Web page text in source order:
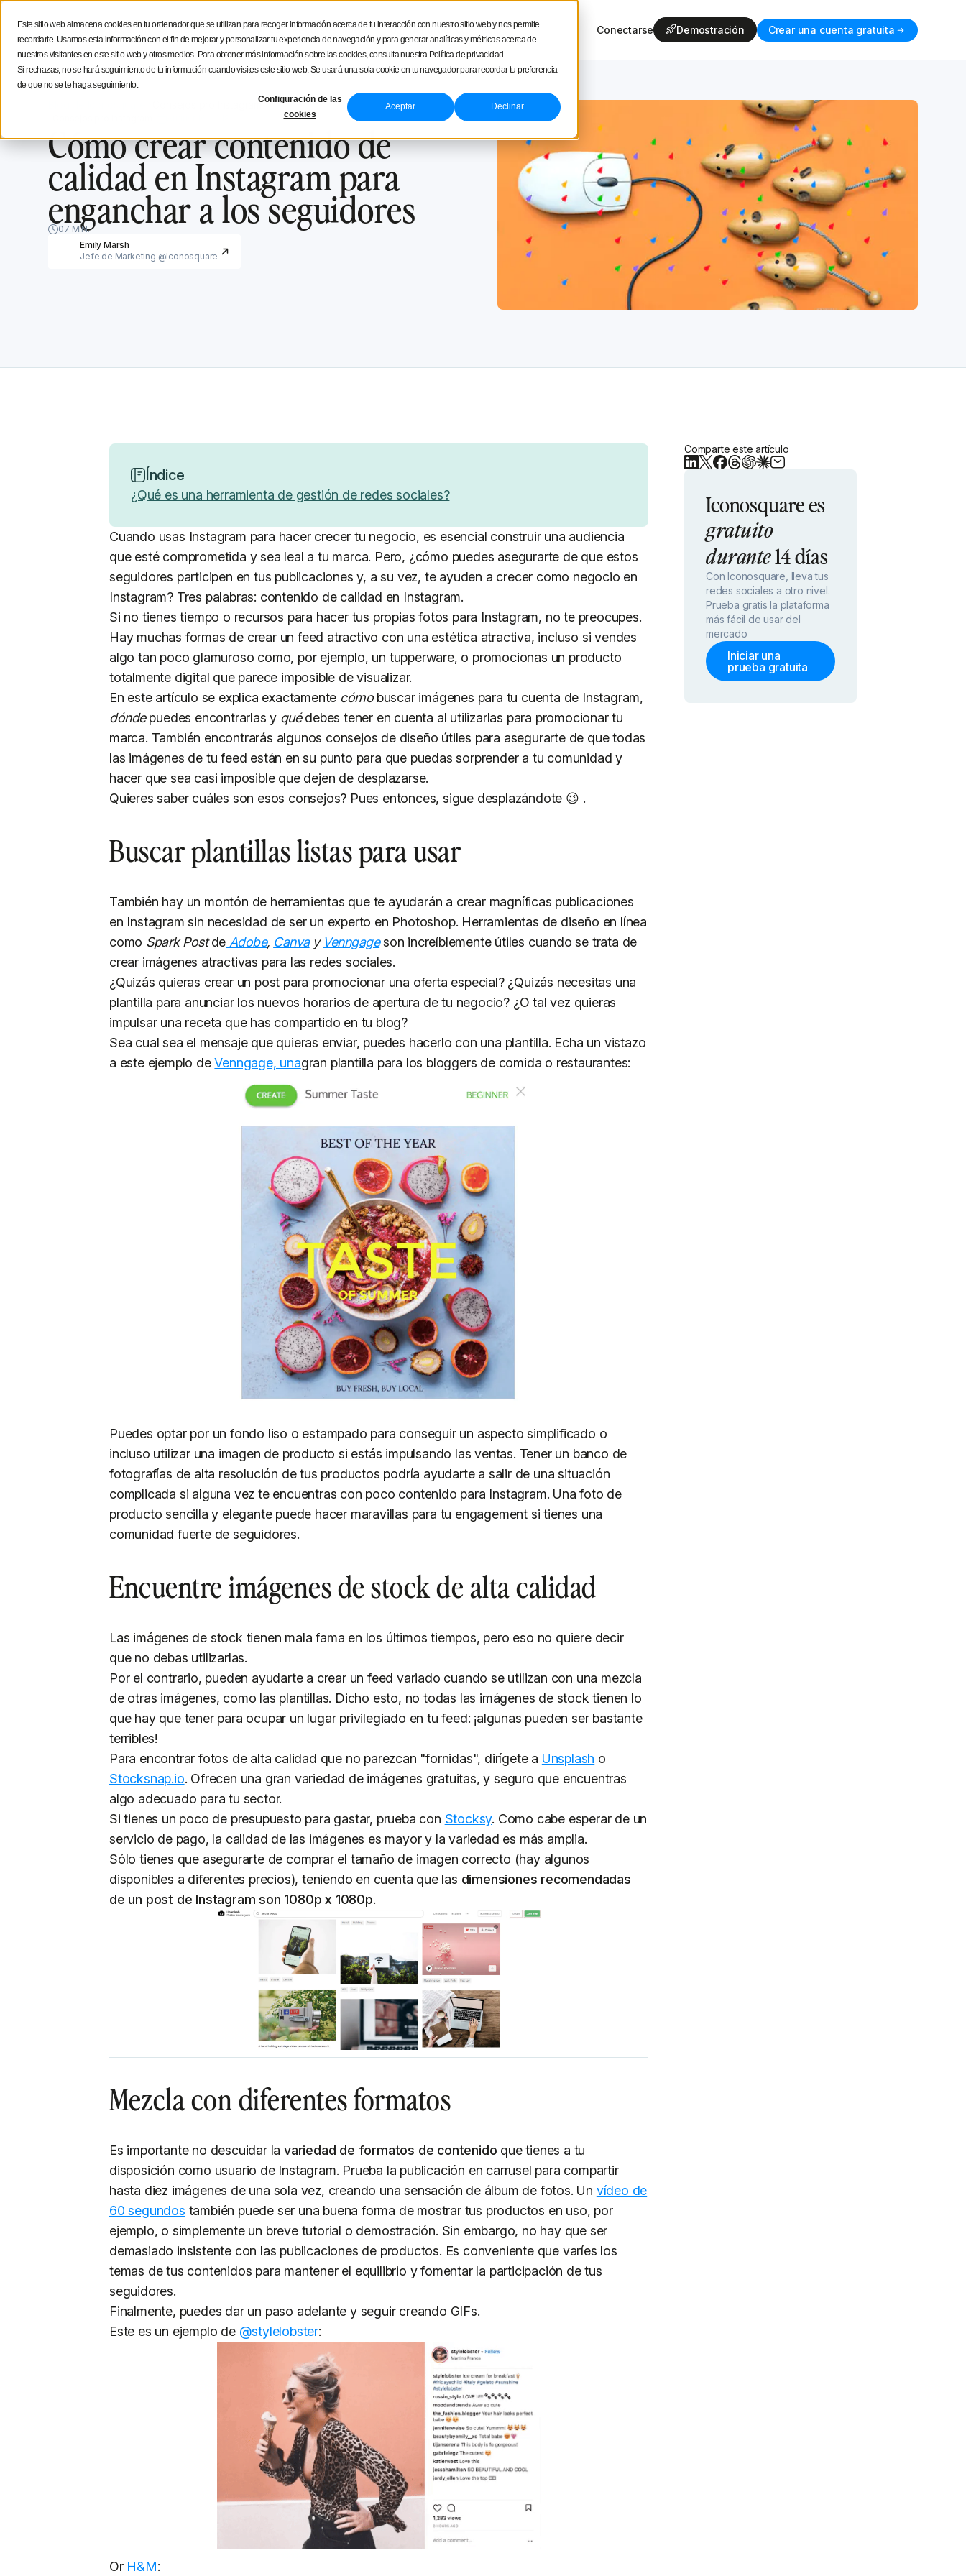
Este sitio web almacena cookies en tu ordenador que se utilizan para recoger información acerca de tu interacción con nuestro sitio web y nos permite
recordarte. Usamos esta información con el fin de mejorar y personalizar tu experiencia de navegación y para generar analíticas y métricas acerca de
nuestros visitantes en este sitio web y otros medios. Para obtener más información sobre las cookies, consulta nuestra Política de privacidad.
Si rechazas, no se hará seguimiento de tu información cuando visites este sitio web. Se usará una sola cookie en tu navegador para recordar tu preferencia
de que no se te haga seguimiento.
Configuración de las
cookies
Aceptar Declinar
Funcionalidades Soluciones Recursos NUEVO Tour del productoPrecios Conectarse Demostración Crear una cuenta gratuita
Estratégia social media Consejos de creación Iconosquare
Consejos pro Instagram
Cómo crear contenido de
calidad en Instagram para
enganchar a los seguidores
07 MIN.
Emily Marsh
Jefe de Marketing @Iconosquare
Índice
¿Qué es una herramienta de gestión de redes sociales?
Cuando usas Instagram para hacer crecer tu negocio, es esencial construir una audiencia
que esté comprometida y sea leal a tu marca. Pero, ¿cómo puedes asegurarte de que estos
seguidores participen en tus publicaciones y, a su vez, te ayuden a crecer como negocio en
Instagram? Tres palabras: contenido de calidad en Instagram.
Si no tienes tiempo o recursos para hacer tus propias fotos para Instagram, no te preocupes.
Hay muchas formas de crear un feed atractivo con una estética atractiva, incluso si vendes
algo tan poco glamuroso como, por ejemplo, un tupperware, o promocionas un producto
totalmente digital que parece imposible de visualizar.
En este artículo se explica exactamente cómobuscar imágenes para tu cuenta de Instagram,
dóndepuedes encontrarlas y quédebes tener en cuenta al utilizarlas para promocionar tu
marca. También encontrarás algunos consejos de diseño útiles para asegurarte de que todas
las imágenes de tu feed están en su punto para que puedas sorprender a tu comunidad y
hacer que sea casi imposible que dejen de desplazarse.
Quieres saber cuáles son esos consejos? Pues entonces, sigue desplazándote 😉 .
Buscar plantillas listas para usar
También hay un montón de herramientas que te ayudarán a crear magníficas publicaciones
en Instagram sin necesidad de ser un experto en Photoshop. Herramientas de diseño en línea
como Spark Postde Adobe, Canvay Venngageson increíblemente útiles cuando se trata de
crear imágenes atractivas para las redes sociales.
¿Quizás quieras crear un post para promocionar una oferta especial? ¿Quizás necesitas una
plantilla para anunciar los nuevos horarios de apertura de tu negocio? ¿O tal vez quieras
impulsar una receta que has compartido en tu blog?
Sea cual sea el mensaje que quieras enviar, puedes hacerlo con una plantilla. Echa un vistazo
a este ejemplo deVenngage, unagran plantilla para los bloggers de comida o restaurantes:
Puedes optar por un fondo liso o estampado para conseguir un aspecto simplificado o
incluso utilizar una imagen de producto si estás impulsando las ventas. Tener un banco de
fotografías de alta resolución de tus productos podría ayudarte a salir de una situación
complicada si alguna vez te encuentras con poco contenido para Instagram. Una foto de
producto sencilla y elegante puede hacer maravillas para tu engagement si tienes una
comunidad fuerte de seguidores.
Encuentre imágenes de stock de alta calidad
Las imágenes de stock tienen mala fama en los últimos tiempos, pero eso no quiere decir
que no debas utilizarlas.
Por el contrario, pueden ayudarte a crear un feed variado cuando se utilizan con una mezcla
de otras imágenes, como las plantillas. Dicho esto, no todas las imágenes de stock tienen lo
que hay que tener para ocupar un lugar privilegiado en tu feed: ¡algunas pueden ser bastante
terribles!
Para encontrar fotos de alta calidad que no parezcan "fornidas", dirígete a Unsplash o
Stocksnap.io. Ofrecen una gran variedad de imágenes gratuitas, y seguro que encuentras
algo adecuado para tu sector.
Si tienes un poco de presupuesto para gastar, prueba con Stocksy. Como cabe esperar de un
servicio de pago, la calidad de las imágenes es mayor y la variedad es más amplia.
Sólo tienes que asegurarte de comprar el tamaño de imagen correcto (hay algunos
disponibles a diferentes precios), teniendo en cuenta que las dimensiones recomendadas
de un post de Instagram son 1080p x 1080p.
Mezcla con diferentes formatos
Es importante no descuidar la variedad de formatos de contenido que tienes a tu
disposición como usuario de Instagram. Prueba la publicación en carrusel para compartir
hasta diez imágenes de una sola vez, creando una sensación de álbum de fotos. Un vídeo de
60 segundos también puede ser una buena forma de mostrar tus productos en uso, por
ejemplo, o simplemente un breve tutorial o demostración. Sin embargo, no hay que ser
demasiado insistente con las publicaciones de productos. Es conveniente que varíes los
temas de tus contenidos para mantener el equilibrio y fomentar la participación de tus
seguidores.
Finalmente, puedes dar un paso adelante y seguir creando GIFs.
Este es un ejemplo de @stylelobster:
Or H&M:
Comparte este artículo
Iconosquare es
gratuito
durante14 días
Con Iconosquare, lleva tus
redes sociales a otro nivel.
Prueba gratis la plataforma
más fácil de usar del
mercado
Iniciar una
prueba gratuita